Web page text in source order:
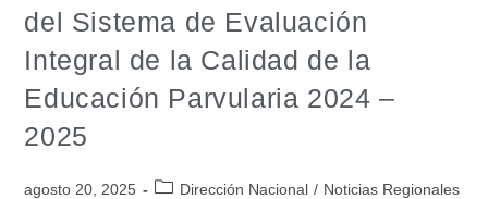
del Sistema de Evaluación
Integral de la Calidad de la
Educación Parvularia 2024 –
2025
agosto 20, 2025 Dirección Nacional / Noticias Regionales